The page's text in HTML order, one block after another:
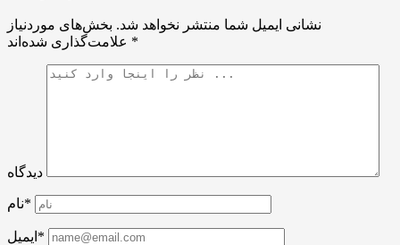
نشانی ایمیل شما منتشر نخواهد شد. بخش‌های موردنیاز
*
دیدگاه
نام*
ایمیل*